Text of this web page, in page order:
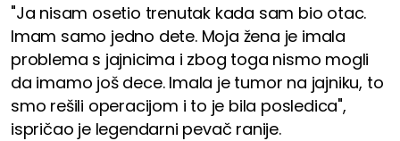
"Ja nisam osetio trenutak kada sam bio otac.
Imam samo jedno dete. Moja žena je imala
problema s jajnicima i zbog toga nismo mogli
da imamo još dece. Imala je tumor na jajniku, to
smo rešili operacijom i to je bila posledica",
ispričao je legendarni pevač ranije.